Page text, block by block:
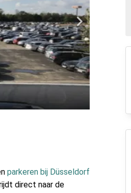
parkeren bij Düsseldorf
direct naar de